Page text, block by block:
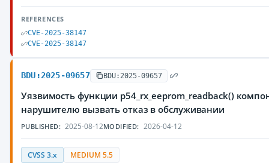
REFERENCES
CVE-2025-38147
CVE-2025-38147
BDU:2025-09657 BDU:2025-09657
Уязвимость функции p54_rx_eeprom_readback()
нарушителю вызвать отказ в обслуживании
PUBLISHED: 2025-08-12MODIFIED: 2026-04-12
CVSS 3.x MEDIUM 5.5